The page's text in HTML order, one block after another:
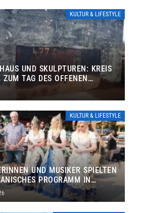
KULTUR & LIFESTYLE
UND SKULPTUREN: KREIS
TAG DES OFFENEN
KULTUR & LIFESTYLE
UND MUSIKER SPIELTEN
PROGRAMM IN